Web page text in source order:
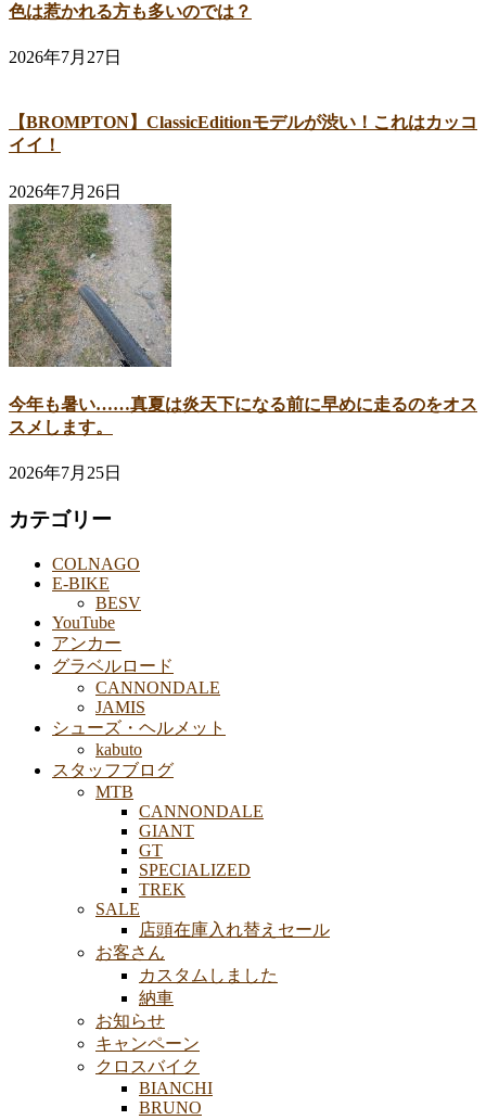
色は惹かれる方も多いのでは？
2026年7月27日
【BROMPTON】ClassicEditionモデルが渋い！これはカッコ
イイ！
2026年7月26日
今年も暑い……真夏は炎天下になる前に早めに走るのをオス
スメします。
2026年7月25日
カテゴリー
COLNAGO
E-BIKE
BESV
YouTube
アンカー
グラベルロード
CANNONDALE
JAMIS
シューズ・ヘルメット
kabuto
スタッフブログ
MTB
CANNONDALE
GIANT
GT
SPECIALIZED
TREK
SALE
店頭在庫入れ替えセール
お客さん
カスタムしました
納車
お知らせ
キャンペーン
クロスバイク
BIANCHI
BRUNO